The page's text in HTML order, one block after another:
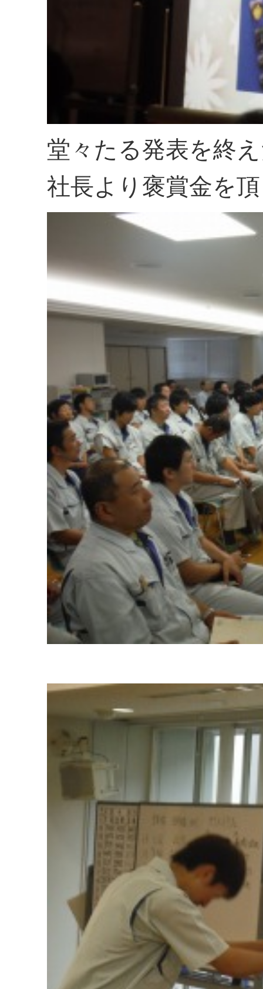
堂々たる発表を終
社長より褒賞金を